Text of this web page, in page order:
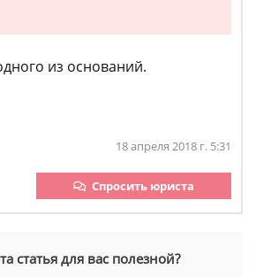
из оснований.
18 апреля 2018 г. 5:31
Спросить юриста
статья для вас полезной?